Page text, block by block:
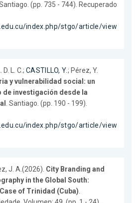
(pp. 735 - 744). Recuperado
index.php/stgo/article/view
L. C.; CASTILLO, Y.; Pérez, Y.
y vulnerabilidad social: un
investigación desde la
. Santiago. (pp. 190 - 199).
index.php/stgo/article/view
J. A.(2026). City Branding and
in the Global South:
of Trinidad (Cuba).